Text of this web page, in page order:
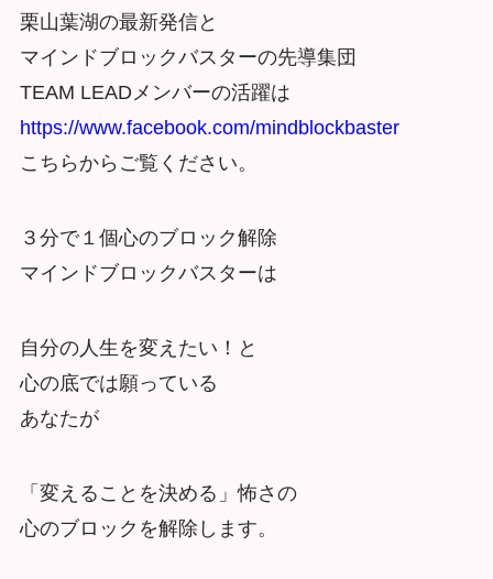
栗山葉湖の最新発信と
マインドブロックバスターの先導集団
TEAM LEADメンバーの活躍は
https://www.facebook.com/mindblockbaster
こちらからご覧ください。
３分で１個心のブロック解除
マインドブロックバスターは
自分の人生を変えたい！と
心の底では願っている
あなたが
「変えることを決める」怖さの
心のブロックを解除します。